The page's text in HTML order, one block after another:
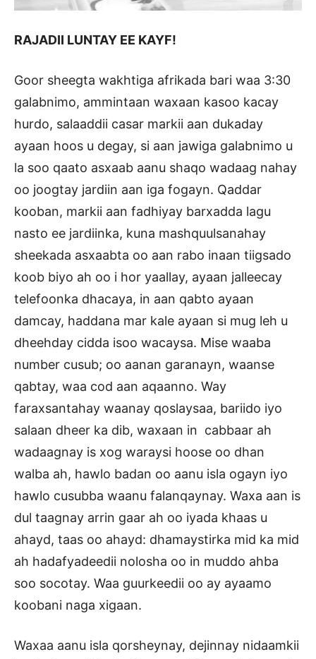
RAJADII LUNTAY EE KAYF!
Goor sheegta wakhtiga afrikada bari waa 3:30
galabnimo, ammintaan waxaan kasoo kacay
hurdo, salaaddii casar markii aan dukaday
ayaan hoos u degay, si aan jawiga galabnimo u
la soo qaato asxaab aanu shaqo wadaag nahay
oo joogtay jardiin aan iga fogayn. Qaddar
kooban, markii aan fadhiyay barxadda lagu
nasto ee jardiinka, kuna mashquulsanahay
sheekada asxaabta oo aan rabo inaan tiigsado
koob biyo ah oo i hor yaallay, ayaan jalleecay
telefoonka dhacaya, in aan qabto ayaan
damcay, haddana mar kale ayaan si mug leh u
dheehday cidda isoo wacaysa. Mise waaba
number cusub; oo aanan garanayn, waanse
qabtay, waa cod aan aqaanno. Way
faraxsantahay waanay qoslaysaa, bariido iyo
salaan dheer ka dib, waxaan in cabbaar ah
wadaagnay is xog waraysi hoose oo dhan
walba ah, hawlo badan oo aanu isla ogayn iyo
hawlo cusubba waanu falanqaynay. Waxa aan is
dul taagnay arrin gaar ah oo iyada khaas u
ahayd, taas oo ahayd: dhamaystirka mid ka mid
ah hadafyadeedii nolosha oo in muddo ahba
soo socotay. Waa guurkeedii oo ay ayaamo
koobani naga xigaan.
Waxaa aanu isla qorsheynay, dejinnay nidaamkii